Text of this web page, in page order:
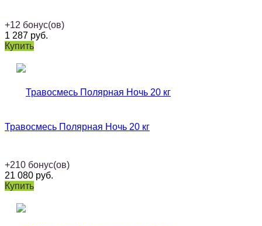
+12 бонус(ов)
1 287 руб.
Купить
Травосмесь Полярная Ночь 20 кг
+210 бонус(ов)
21 080 руб.
Купить